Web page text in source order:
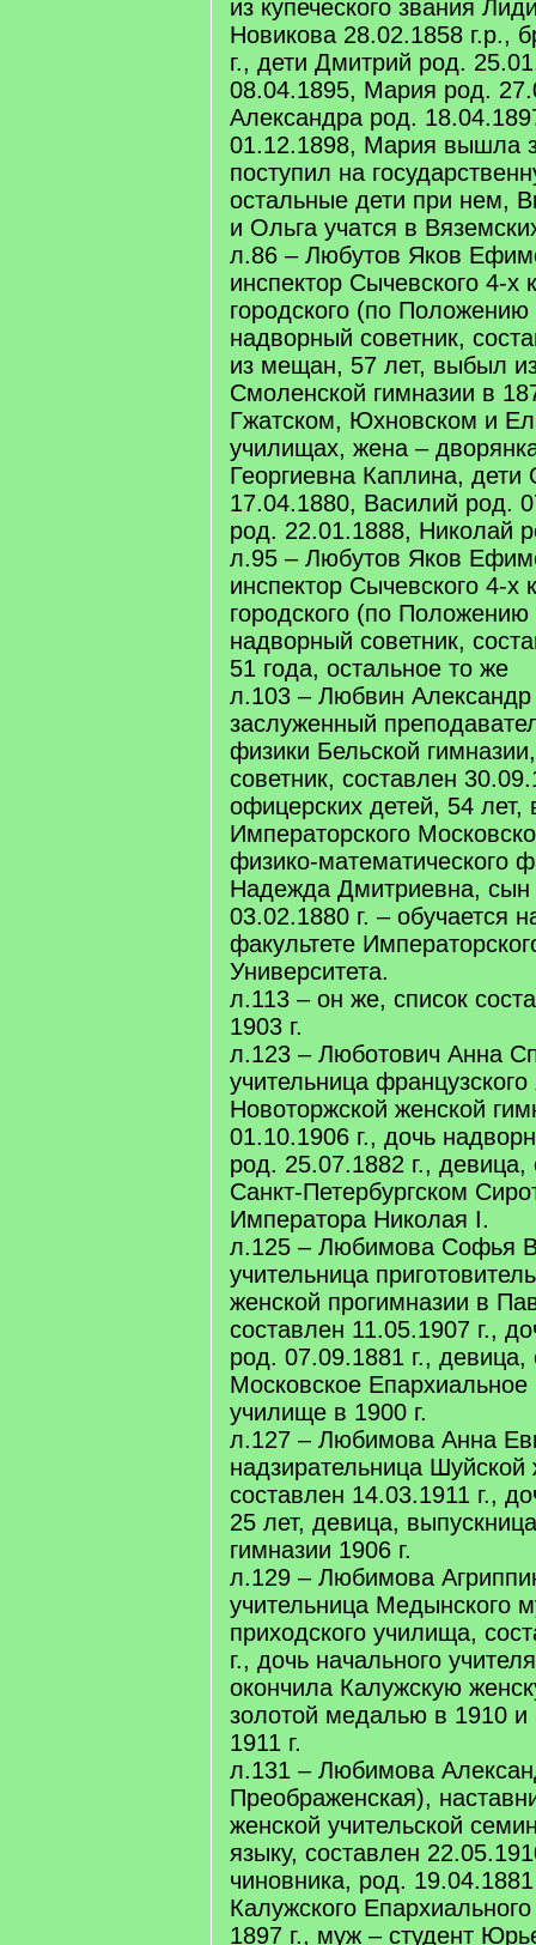
из купеческого звания
Новикова 28.02.1858 г.р.,
г., дети Дмитрий род.
08.04.1895, Мария род.
Александра род.
01.12.1898, Мария вышла
поступил на
остальные дети при нем,
и Ольга учатся в
л.86 – Любутов Яков
инспектор Сычевского 4-х
городского (по
надворный советник,
из мещан, 57 лет, выбыл
Смоленской гимназии в
Гжатском, Юхновском и
училищах, жена –
Георгиевна Каплина, дети
17.04.1880, Василий род.
род. 22.01.1888, Николай
л.95 – Любутов Яков
инспектор Сычевского 4-х
городского (по
надворный советник,
51 года, остальное то же
л.103 – Любвин
заслуженный
физики Бельской
советник, составлен
офицерских детей, 54 лет,
Императорского
физико-математического
Надежда Дмитриевна, сын
03.02.1880 г. – обучается
факультете
Университета.
л.113 – он же, список
1903 г.
л.123 – Люботович Анна
учительница французского
Новоторжской женской
01.10.1906 г., дочь
род. 25.07.1882 г., девица,
Санкт-Петербургском
Императора Николая I.
л.125 – Любимова Софья
учительница
женской прогимназии в
составлен 11.05.1907 г.,
род. 07.09.1881 г., девица,
Московское Епархиальное
училище в 1900 г.
л.127 – Любимова Анна
надзирательница Шуйской
составлен 14.03.1911 г.,
25 лет, девица,
гимназии 1906 г.
л.129 – Любимова
учительница Медынского
приходского училища,
г., дочь начального
окончила Калужскую
золотой медалью в 1910 и
1911 г.
л.131 – Любимова
Преображенская),
женской учительской
языку, составлен
чиновника, род.
Калужского
1897 г., муж – студент